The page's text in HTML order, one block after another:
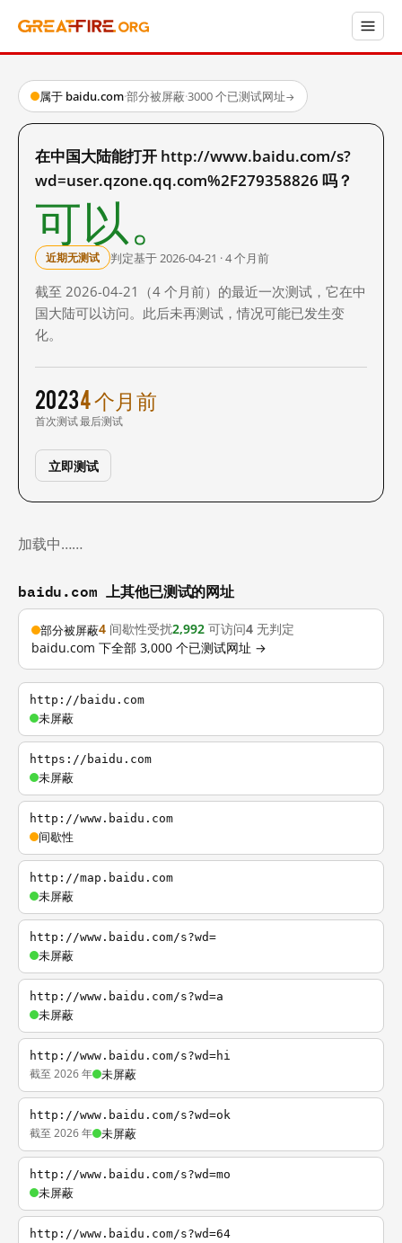
属于 baidu.com·部分被屏蔽·3000 个已测试网址→
在中国大陆能打开 http://www.baidu.com/s?
wd=user.qzone.qq.com%2F279358826 吗？
可以。
近期无测试 判定基于 2026-04-21 · 4 个月前
截至 2026-04-21（4 个月前）的最近一次测试，它在中
国大陆可以访问。此后未再测试，情况可能已发生变
化。
2023
首次测试
4 个月前
最后测试
立即测试
加载中……
baidu.com 上其他已测试的网址
部分被屏蔽4 间歇性受扰2,992 可访问4 无判定
baidu.com 下全部 3,000 个已测试网址 →
http://baidu.com
未屏蔽
https://baidu.com
未屏蔽
http://www.baidu.com
间歇性
http://map.baidu.com
未屏蔽
http://www.baidu.com/s?wd=
未屏蔽
http://www.baidu.com/s?wd=a
未屏蔽
http://www.baidu.com/s?wd=hi
截至 2026 年 未屏蔽
http://www.baidu.com/s?wd=ok
截至 2026 年 未屏蔽
http://www.baidu.com/s?wd=mo
未屏蔽
http://www.baidu.com/s?wd=64